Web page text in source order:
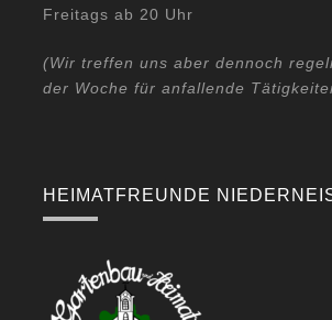
Freitags ab 20 Uhr
(Wir treffen uns aber dennoch
der Woche für anfallende
HEIMATFREUNDE